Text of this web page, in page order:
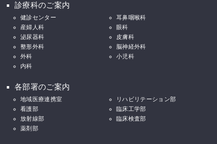
診療科のご案内
健診センター
耳鼻咽喉科
産婦人科
眼科
泌尿器科
皮膚科
整形外科
脳神経外科
外科
小児科
内科
各部署のご案内
地域医療連携室
リハビリテーション部
看護部
臨床工学部
放射線部
臨床検査部
薬剤部